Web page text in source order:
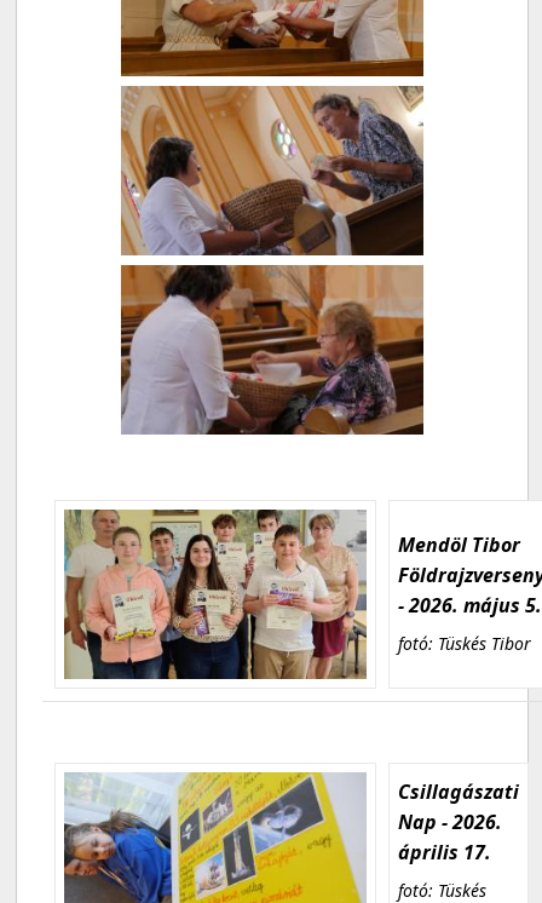
Mendöl Tibor
- 2026. május 5.
fotó: Tüskés Tibor
Csillagászati
Nap - 2026.
április 17.
fotó: Tüskés